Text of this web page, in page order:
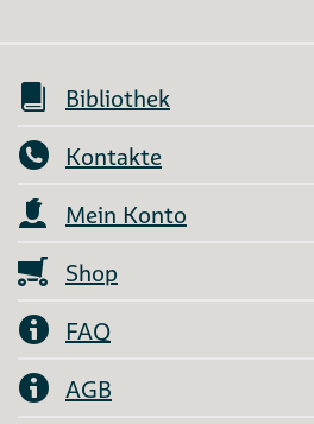
Bibliothek
Kontakte
Mein Konto
Shop
FAQ
AGB